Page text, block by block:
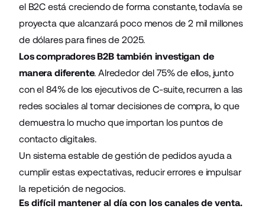
el B2C está creciendo de forma constante, todavía se
proyecta que alcanzará poco menos de 2 mil millones
de dólares para fines de 2025.
Los compradores B2B también investigan de
manera diferente. Alrededor del 75% de ellos, junto
con el 84% de los ejecutivos de C-suite, recurren a las
redes sociales al tomar decisiones de compra, lo que
demuestra lo mucho que importan los puntos de
contacto digitales.
Un sistema estable de gestión de pedidos ayuda a
cumplir estas expectativas, reducir errores e impulsar
la repetición de negocios.
Es difícil mantener al día con los canales de venta.